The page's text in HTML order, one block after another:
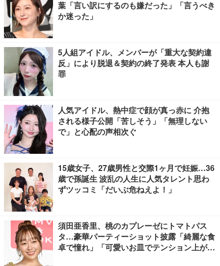
葉「言い訳にするのも嫌だった」「言うべき
か迷った」
5人組アイドル、メンバーが「重大な契約違
反」により脱退＆契約の終了発表 本人も謝
罪
人気アイドル、熱中症で顔が真っ赤に 介抱
される様子公開「苦しそう」「無理しない
で」と心配の声相次ぐ
15歳女子、27歳男性と交際1ヶ月で妊娠…36
歳で孫誕生 波乱の人生に人気タレント思わ
ずツッコミ「だいぶ危ねえよ！」
須田亜香里、桃のカプレーゼにトマトパス
タ…豪華パーティーショット披露「綺麗な食
卓で憧れ」「可愛いお皿でテンション上が